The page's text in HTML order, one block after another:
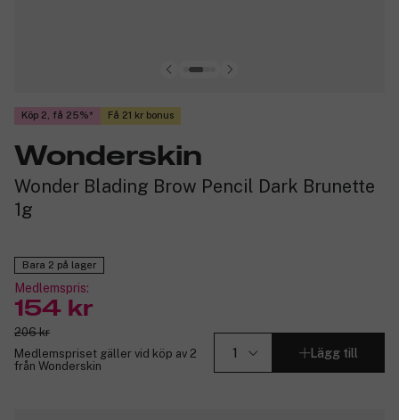
Köp 2, få 25% Få 21 kr bonus
Wonderskin
Wonder Blading Brow Pencil Dark Brunette
1g
Bara 2 på lager
Medlemspris:
154 kr
206 kr
Medlemspriset gäller vid köp av 2
från Wonderskin
Lägg till